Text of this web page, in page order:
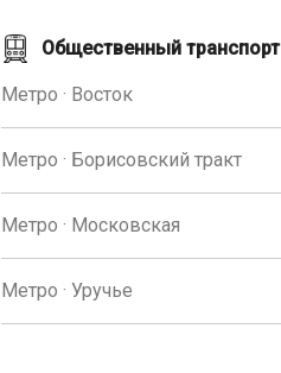
Общественный транспорт
Метро · Восток
Метро · Борисовский тракт
Метро · Московская
Метро · Уручье